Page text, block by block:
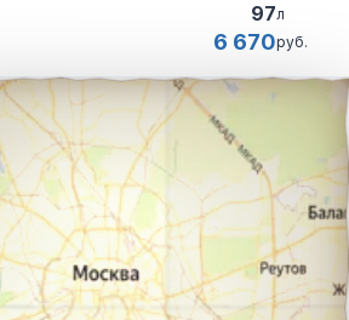
97л
6 670руб.
маршрута из города